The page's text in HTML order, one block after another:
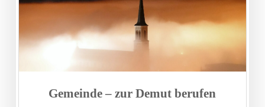
Gemeinde – zur Demut berufen